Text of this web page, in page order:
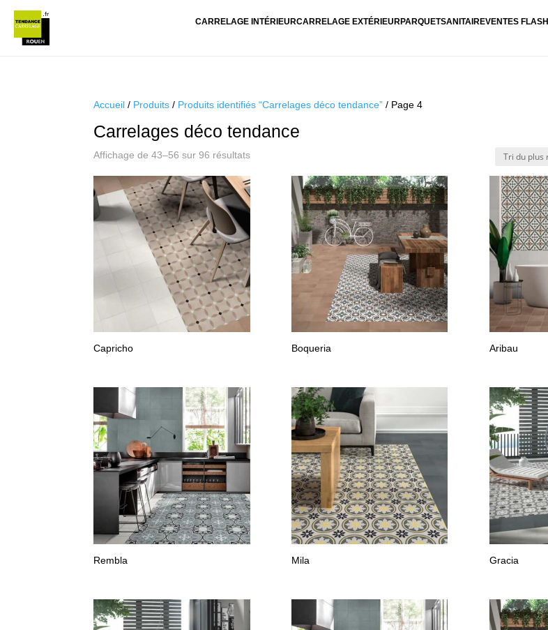
CARRELAGE INTÉRIEURCARRELAGE EXTÉRIEURPARQUETSANITAIREVENTES FLASH
Accueil / Produits / Produits identifiés “Carrelages déco tendance” / Page 4
Carrelages déco tendance
Affichage de 43–56 sur 96 résultatsTrié
plus
récent
plus
ancien
Capricho Boqueria Aribau
Rembla Mila Gracia